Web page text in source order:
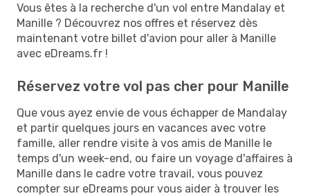
Vous êtes à la recherche d'un vol entre Mandalay et
Manille ? Découvrez nos offres et réservez dès
maintenant votre billet d'avion pour aller à Manille
avec eDreams.fr !
Réservez votre vol pas cher pour Manille
Que vous ayez envie de vous échapper de Mandalay
et partir quelques jours en vacances avec votre
famille, aller rendre visite à vos amis de Manille le
temps d'un week-end, ou faire un voyage d'affaires à
Manille dans le cadre votre travail, vous pouvez
compter sur eDreams pour vous aider à trouver les